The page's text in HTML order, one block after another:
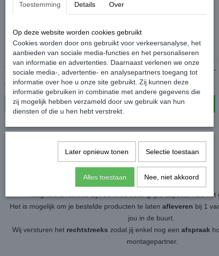
Waardebon €200,-
€ 200,00
In winkelwagen
Waardebon €500,-
€ 500,00
In winkelwagen
zijn de twee belangrijke aspecten als
Het is mogelijk om je bestelde producten te laten afleveren bij 1
jou in de buurt.
Wij versturen het rechtstreeks zodat jij enkel nog een afspraak
montagepartner.
Toestemming Details Over
Op deze website worden cookies gebruikt
Cookies worden door ons gebruikt voor verkeersanalyse, het
aanbieden van sociale media-functies en het personaliseren
van informatie en advertenties. Daarnaast verlenen we onze
sociale media-, advertentie- en analysepartners toegang tot
informatie over hoe u onze site gebruikt. Zij kunnen deze
informatie gebruiken in combinatie met andere gegevens die
zij mogelijk hebben verzameld door uw gebruik van hun
diensten of die u hen hebt verstrekt.
Later opnieuw tonen Selectie toestaan
Alles toestaan Nee, niet akkoord